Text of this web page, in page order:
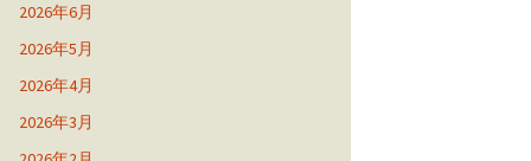
2026年6月
2026年5月
2026年4月
2026年3月